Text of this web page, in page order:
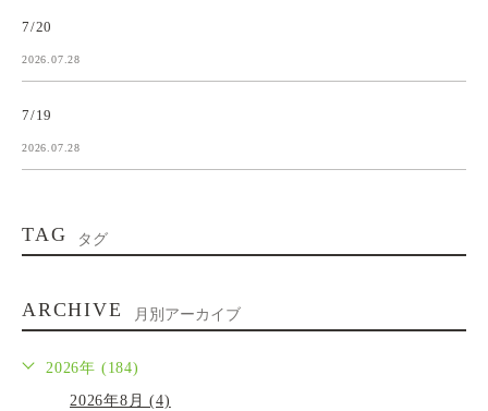
7/20
2026.07.28
7/19
2026.07.28
TAG タグ
ARCHIVE 月別アーカイブ
2026年 (184)
2026年8月 (4)